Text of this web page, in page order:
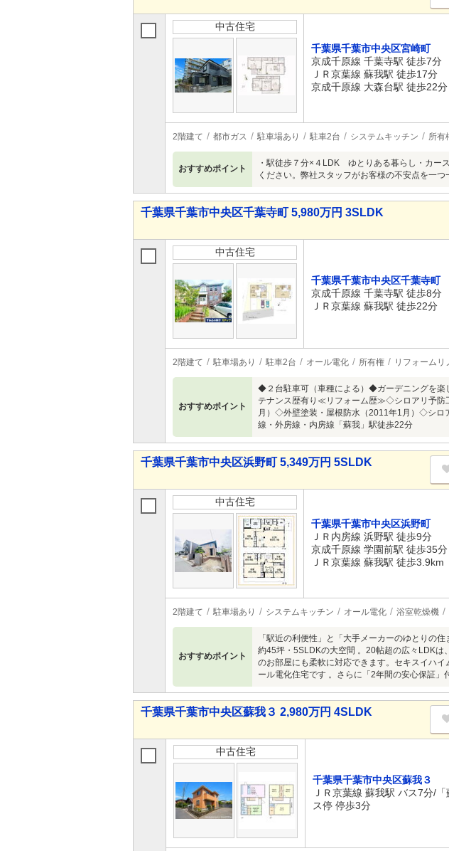
中古住宅
千葉県千葉市中央区宮崎町
京成千原線 千葉寺駅 徒歩7分
ＪＲ京葉線 蘇我駅 徒歩17分
京成千原線 大森台駅 徒歩22分
2階建て 都市ガス 駐車場あり 駐車2台 システムキッチン 所有
おすすめポイント
・駅徒歩７分×４LDK ゆとりある暮らし・カー
ください。弊社スタッフがお客様の不安点を一
千葉県千葉市中央区千葉寺町 5,980万円 3SLDK
中古住宅
千葉県千葉市中央区千葉寺町
京成千原線 千葉寺駅 徒歩8分
ＪＲ京葉線 蘇我駅 徒歩22分
2階建て 駐車場あり 駐車2台 オール電化 所有権 リフォームリ
おすすめポイント
◆２台駐車可（車種による）◆ガーデニングを
テナンス歴有り≪リフォーム歴≫◇シロアリ予防
月）◇外壁塗装・屋根防水（2011年1月）◇シ
線・外房線・内房線「蘇我」駅徒歩22分
千葉県千葉市中央区浜野町 5,349万円 5SLDK
中古住宅
千葉県千葉市中央区浜野町
ＪＲ内房線 浜野駅 徒歩9分
京成千原線 学園前駅 徒歩35分
ＪＲ京葉線 蘇我駅 徒歩3.9km
2階建て 駐車場あり システムキッチン オール電化 浴室乾燥機
おすすめポイント
「駅近の利便性」と「大手メーカーのゆとりの
約45坪・5SLDKの大空間 。20帖超の広々LDKは
のお部屋にも柔軟に対応できます。セキスイハ
ール電化住宅です 。さらに「2年間の安心保証」
千葉県千葉市中央区蘇我３ 2,980万円 4SLDK
中古住宅
千葉県千葉市中央区蘇我３
ＪＲ京葉線 蘇我駅 バス7分/
ス停 停歩3分